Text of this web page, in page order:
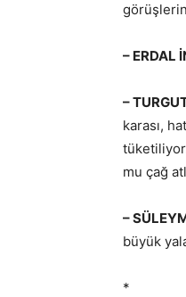
– ERDAL
–
karası,
mu çağ
–
büyük
*